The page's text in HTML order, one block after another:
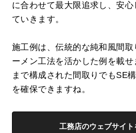
に合わせて最大限追求し、安
ていきます。
施工例は、伝統的な純和風間取
ーメン工法を活かした例を載
まで構成された間取りでもSE
を確保できますね。
工務店のウェブサイト